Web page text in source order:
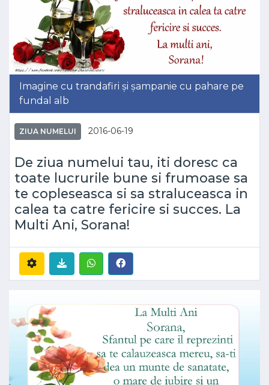
Imagine cu trandafiri și șampanie cu pahare pe
fundal alb
ZIUA NUMELUI 2016-06-19
De ziua numelui tau, iti doresc ca
toate lucrurile bune si frumoase sa
te copleseasca si sa straluceasca in
calea ta catre fericire si succes. La
Multi Ani, Sorana!